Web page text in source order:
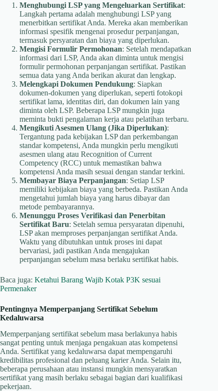
Menghubungi LSP yang Mengeluarkan Sertifikat:
Langkah pertama adalah menghubungi LSP yang
menerbitkan sertifikat Anda. Mereka akan memberikan
informasi spesifik mengenai prosedur perpanjangan,
termasuk persyaratan dan biaya yang diperlukan. ​
Mengisi Formulir Permohonan: Setelah mendapatkan
informasi dari LSP, Anda akan diminta untuk mengisi
formulir permohonan perpanjangan sertifikat. Pastikan
semua data yang Anda berikan akurat dan lengkap.​
Melengkapi Dokumen Pendukung: Siapkan
dokumen-dokumen yang diperlukan, seperti fotokopi
sertifikat lama, identitas diri, dan dokumen lain yang
diminta oleh LSP. Beberapa LSP mungkin juga
meminta bukti pengalaman kerja atau pelatihan terbaru.
Mengikuti Asesmen Ulang (Jika Diperlukan):
Tergantung pada kebijakan LSP dan perkembangan
standar kompetensi, Anda mungkin perlu mengikuti
asesmen ulang atau Recognition of Current
Competency (RCC) untuk memastikan bahwa
kompetensi Anda masih sesuai dengan standar terkini.
Membayar Biaya Perpanjangan: Setiap LSP
memiliki kebijakan biaya yang berbeda. Pastikan Anda
mengetahui jumlah biaya yang harus dibayar dan
metode pembayarannya.​
Menunggu Proses Verifikasi dan Penerbitan
Sertifikat Baru: Setelah semua persyaratan dipenuhi,
LSP akan memproses perpanjangan sertifikat Anda.
Waktu yang dibutuhkan untuk proses ini dapat
bervariasi, jadi pastikan Anda mengajukan
perpanjangan sebelum masa berlaku sertifikat habis.​
Baca juga: Ketahui Barang Wajib Kotak P3K sesuai
Permenaker
Pentingnya Memperpanjang Sertifikat Sebelum
Kedaluwarsa
Memperpanjang sertifikat sebelum masa berlakunya habis
sangat penting untuk menjaga pengakuan atas kompetensi
Anda. Sertifikat yang kedaluwarsa dapat mempengaruhi
kredibilitas profesional dan peluang karier Anda. Selain itu,
beberapa perusahaan atau instansi mungkin mensyaratkan
sertifikat yang masih berlaku sebagai bagian dari kualifikasi
pekerjaan.​